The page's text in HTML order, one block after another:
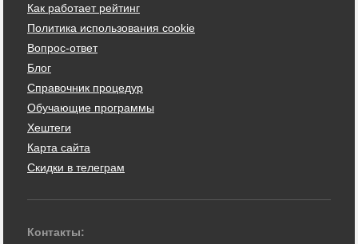
Как работает рейтинг
Политика использования cookie
Вопрос-ответ
Блог
Справочник процедур
Обучающие программы
Хештеги
Карта сайта
Скидки в телеграм
Контакты: